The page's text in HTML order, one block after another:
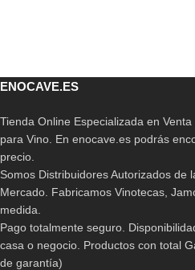
ENOCAVE.ES
Tienda Online Especializada en
para Vino. En enocave.es podrás
precio.
Somos Distribuidores Autorizados de
Mercado. Fabricamos Vinotecas,
medida.
Pago totalmente seguro.
casa o negocio. Productos con total
de garantía)